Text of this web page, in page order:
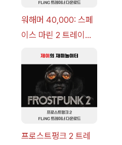
워해머 40,000: 스페
이스 마린 2 트레이너
v14.0+] 다운로드
프로스트펑크 2 트레